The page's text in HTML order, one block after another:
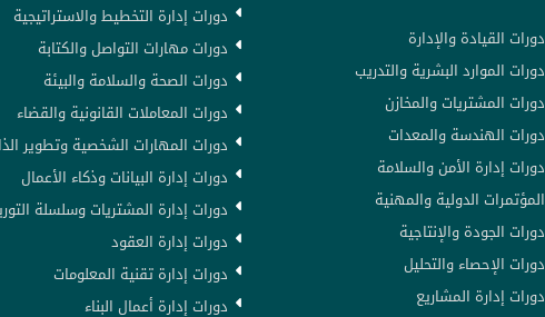
دورات القيادة والإدارة
دورات الموارد البشرية والتدريب
دورات المشتريات والمخازن
دورات الهندسة والمعدات
دورات إدارة الأمن والسلامة
المؤتمرات الدولية والمهنية
دورات الجودة والإنتاجية
دورات الإحصاء والتحليل
دورات إدارة المشاريع
دورات إدارة التخطيط والاستراتيجية
دورات مهارات التواصل والكتابة
دورات الصحة والسلامة والبيئة
دورات المعاملات القانونية والقضاء
دورات المهارات الشخصية وتطوير
دورات إدارة البيانات وذكاء الأعمال
دورات إدارة المشتريات وسلسلة
دورات إدارة العقود
دورات إدارة تقنية المعلومات
دورات إدارة أعمال البناء